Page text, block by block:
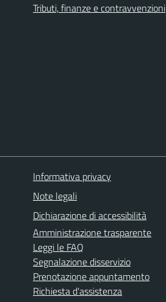
Tributi, finanze e contravvenzioni
Informativa privacy
Note legali
Dichiarazione di accessibilità
Amministrazione trasparente
Leggi le FAQ
Segnalazione disservizio
Prenotazione appuntamento
Richiesta d'assistenza